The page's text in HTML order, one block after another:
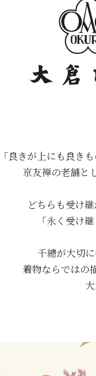
「良きが上にも良き
京友禅の老舗と
どちらも受け
「永く受け
千總が大切
着物ならではの